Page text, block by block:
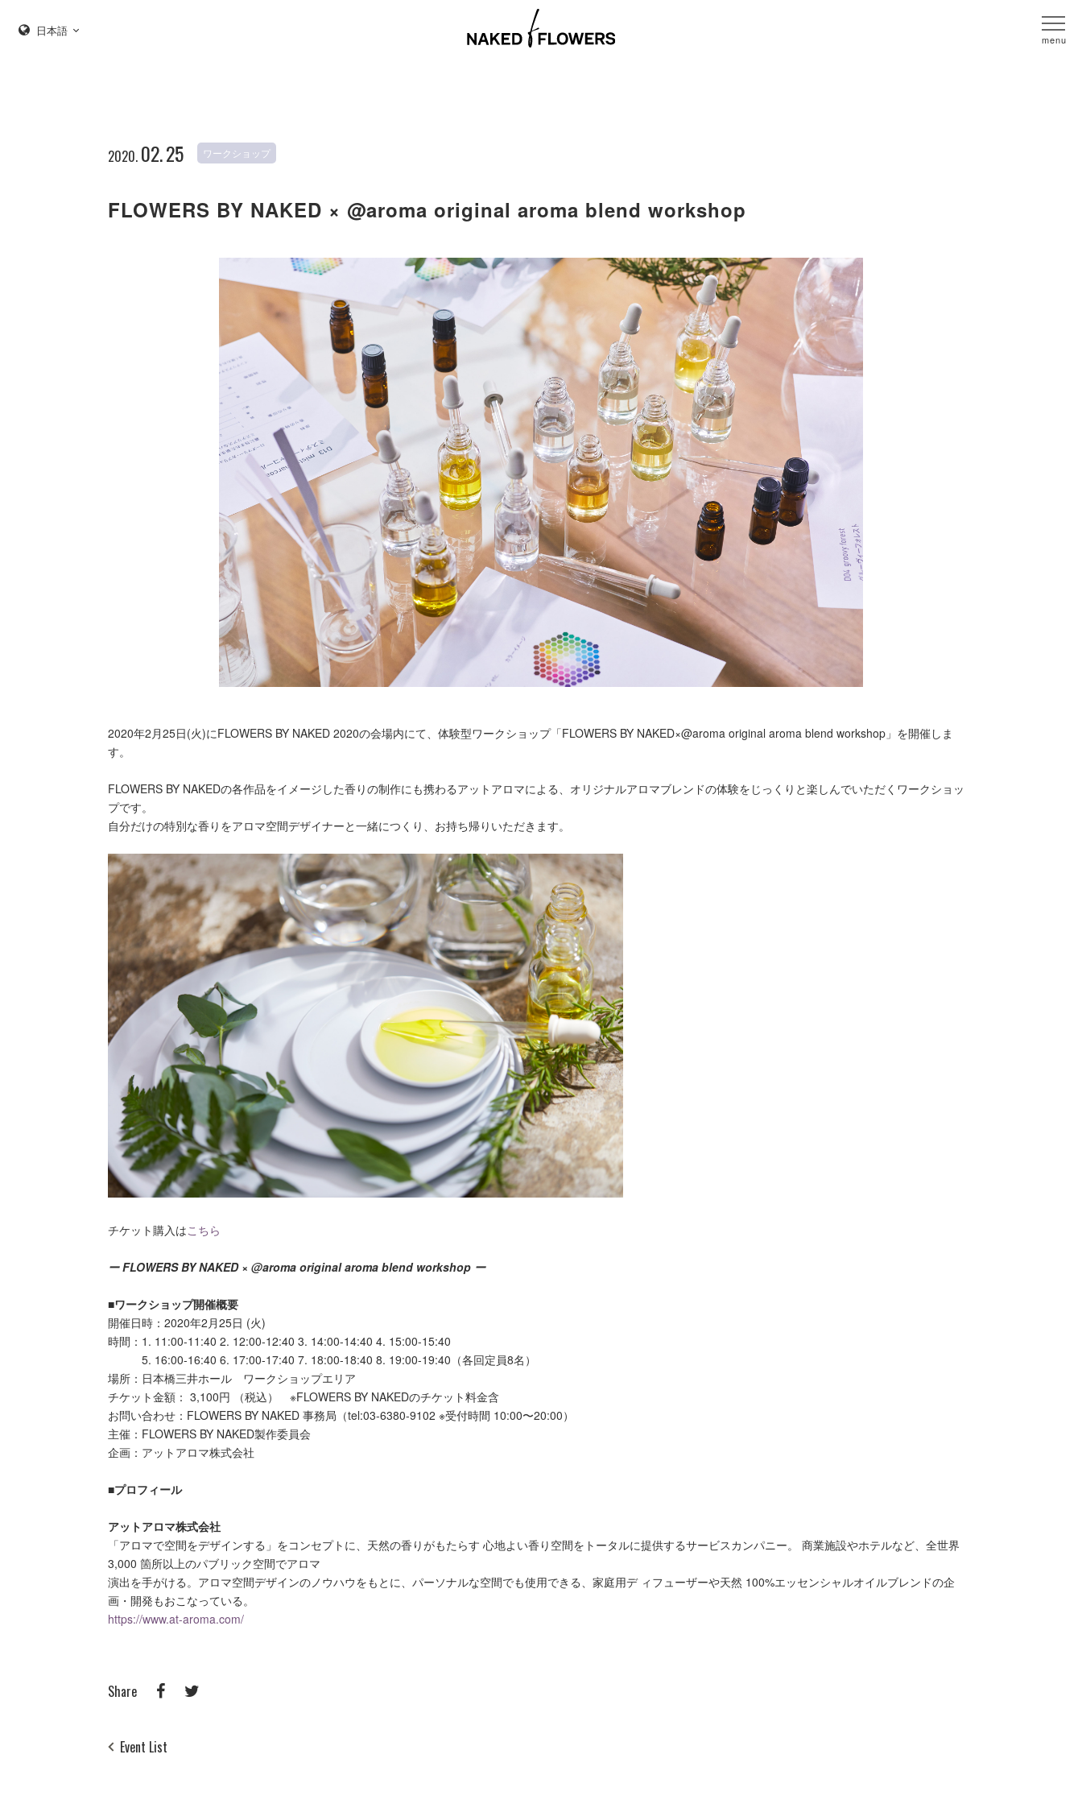
日本語
menu
2020. 02.25 ワークショップ
FLOWERS BY NAKED × @aroma original aroma blend workshop
2020年2月25日(火)にFLOWERS BY NAKED 2020の会場内にて、体験型ワークショップ「FLOWERS BY NAKED×@aroma original aroma blend workshop」を開催しま
す。
FLOWERS BY NAKEDの各作品をイメージした香りの制作にも携わるアットアロマによる、オリジナルアロマブレンドの体験をじっくりと楽しんでいただくワークショッ
プです。
自分だけの特別な香りをアロマ空間デザイナーと一緒につくり、お持ち帰りいただきます。
チケット購入はこちら
ー FLOWERS BY NAKED × @aroma original aroma blend workshop ー
■ワークショップ開催概要
開催日時：2020年2月25日 (火)
時間：1. 11:00-11:40 2. 12:00-12:40 3. 14:00-14:40 4. 15:00-15:40
5. 16:00-16:40 6. 17:00-17:40 7. 18:00-18:40 8. 19:00-19:40（各回定員8名）
場所：日本橋三井ホール ワークショップエリア
チケット金額： 3,100円 （税込） ※FLOWERS BY NAKEDのチケット料金含
お問い合わせ：FLOWERS BY NAKED 事務局（tel:03-6380-9102 ※受付時間 10:00〜20:00）
主催：FLOWERS BY NAKED製作委員会
企画：アットアロマ株式会社
■プロフィール
アットアロマ株式会社
「アロマで空間をデザインする」をコンセプトに、天然の香りがもたらす 心地よい香り空間をトータルに提供するサービスカンパニー。 商業施設やホテルなど、全世界
3,000 箇所以上のパブリック空間でアロマ
演出を手がける。アロマ空間デザインのノウハウをもとに、パーソナルな空間でも使用できる、家庭用デ ィフューザーや天然 100%エッセンシャルオイルブレンドの企
画・開発もおこなっている。
https://www.at-aroma.com/
Share
Event List